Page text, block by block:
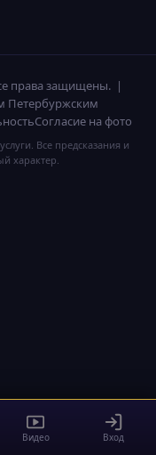
права защищены. |
Петербуржским
Согласие на фото
Все предсказания и
характер.
Видео Вход